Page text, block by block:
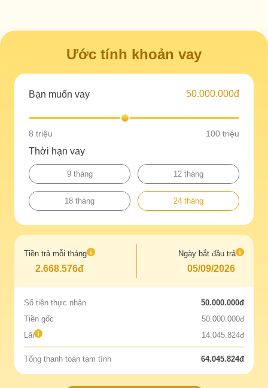
Ước tính khoản vay
Bạn muốn vay 50.000.000đ
8 triệu 100 triệu
Thời hạn vay
9 tháng 12 tháng
18 tháng 24 tháng
Tiền trả mỗi tháng
2.668.576đ
Ngày bắt đầu trả
05/09/2026
Số tiền thực nhận
50.000.000đ
Tiền gốc
50.000.000đ
Lãi
14.045.824đ
Tổng thanh toán tạm tính 64.045.824đ